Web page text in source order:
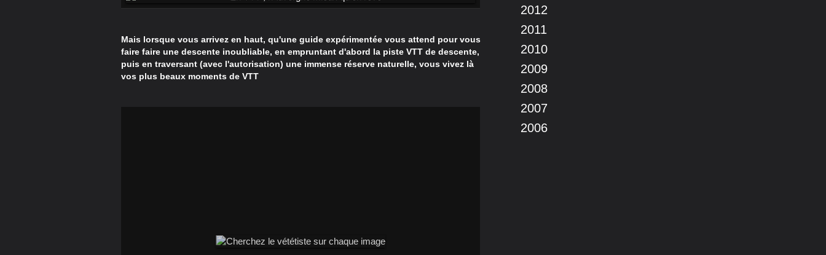
Mais lorsque vous arrivez en haut, qu'une guide expérimentée vous attend pour vous
faire faire une descente inoubliable, en empruntant d'abord la piste VTT de descente,
puis en traversant (avec l'autorisation) une immense réserve naturelle, vous vivez là
vos plus beaux moments de VTT
2012
2011
2010
2009
2008
2007
2006